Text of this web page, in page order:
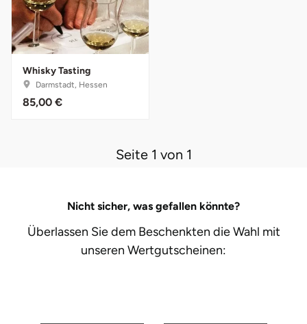
Whisky Tasting
Darmstadt, Hessen
85,00 €
Seite 1 von 1
Nicht sicher, was gefallen könnte?
Überlassen Sie dem Beschenkten die Wahl mit
unseren Wertgutscheinen:
Lüneburg
Magdeburg
Main-Kinzig-Kreis
Mecklenburgische Seenplatte
Meiningen